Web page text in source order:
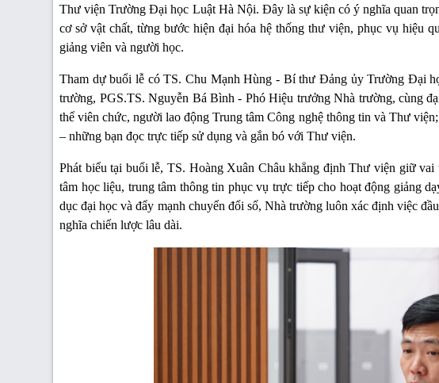
Thư viện Trường Đại học Luật Hà Nội. Đây là sự kiện có ý nghĩa quan
cơ sở vật chất, từng bước hiện đại hóa hệ thống thư viện, phục vụ hiệu
giảng viên và người học.
Tham dự buổi lễ có TS. Chu Mạnh Hùng - Bí thư Đảng ủy Trường Đại
trường, PGS.TS. Nguyễn Bá Bình - Phó Hiệu trưởng Nhà trường, cùng
thể viên chức, người lao động Trung tâm Công nghệ thông tin và Thư
– những bạn đọc trực tiếp sử dụng và gắn bó với Thư viện.
Phát biểu tại buổi lễ, TS. Hoàng Xuân Châu khẳng định Thư viện giữ
tâm học liệu, trung tâm thông tin phục vụ trực tiếp cho hoạt động giảng
dục đại học và đẩy mạnh chuyển đổi số, Nhà trường luôn xác định việc
nghĩa chiến lược lâu dài.